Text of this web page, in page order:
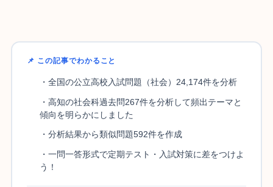
📌 この記事でわかること
・全国の公立高校入試問題（社会）24,174件を分析
・高知の社会科過去問267件を分析して頻出テーマと
傾向を明らかにしました
・分析結果から類似問題592件を作成
・一問一答形式で定期テスト・入試対策に差をつけよ
う！